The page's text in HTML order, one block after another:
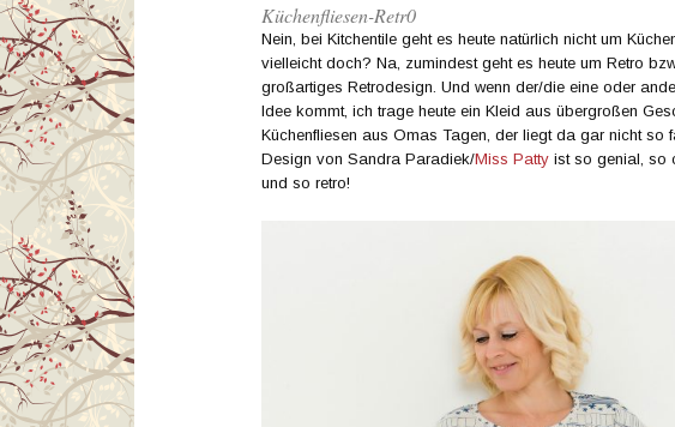
Küchenfliesen-Retr0
Nein, bei Kitchentile geht es heute natürlich nicht um
vielleicht doch? Na, zumindest geht es heute um Retro
großartiges Retrodesign. Und wenn der/die eine oder
Idee kommt, ich trage heute ein Kleid aus übergroßen
Küchenfliesen aus Omas Tagen, der liegt da gar nicht so
Design von Sandra Paradiek/Miss Patty ist so genial, so
und so retro!